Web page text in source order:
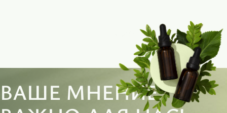
ВАШЕ МНЕНИЕ